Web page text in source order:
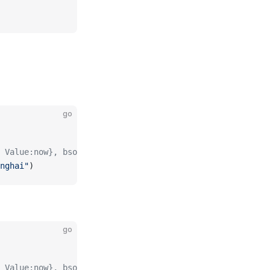
go
Value:now}, bson.E{Key:"timezone", Value:"Asia/
)
go
Value:now}, bson.E{Key:"timezone", Value:"Asia/